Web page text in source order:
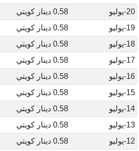
20-يوليو
0.58 دينار كويتي
19-يوليو
0.58 دينار كويتي
18-يوليو
0.58 دينار كويتي
17-يوليو
0.58 دينار كويتي
16-يوليو
0.58 دينار كويتي
15-يوليو
0.58 دينار كويتي
14-يوليو
0.58 دينار كويتي
13-يوليو
0.58 دينار كويتي
12-يوليو
0.58 دينار كويتي